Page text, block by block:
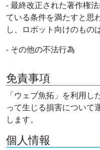
- 最終改正された著作権
ている条件を満たすと思
し、ロボット向けのもの
- その他の不法行為
免責事項
「ウェブ魚拓」を利用し
って生じる損害について
します。
個人情報